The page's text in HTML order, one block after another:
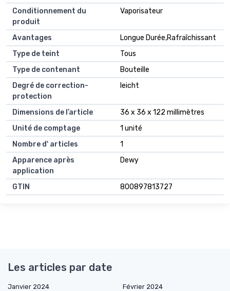
Conditionnement du
produit
Vaporisateur
Avantages
Longue Durée,Rafraîchissant
Type de teint
Tous
Type de contenant
Bouteille
Degré de correction-
protection
leicht
Dimensions de l’article
36 x 36 x 122 millimètres
Unité de comptage
1 unité
Nombre d' articles
1
Apparence après
application
Dewy
GTIN 800897813727
Les articles par date
Janvier 2024
Février 2024